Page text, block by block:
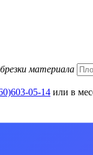
материала
05-14 или в